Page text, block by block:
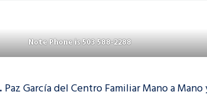
Note Phone is 503 588-2288
Paz García del Centro Familiar Mano a